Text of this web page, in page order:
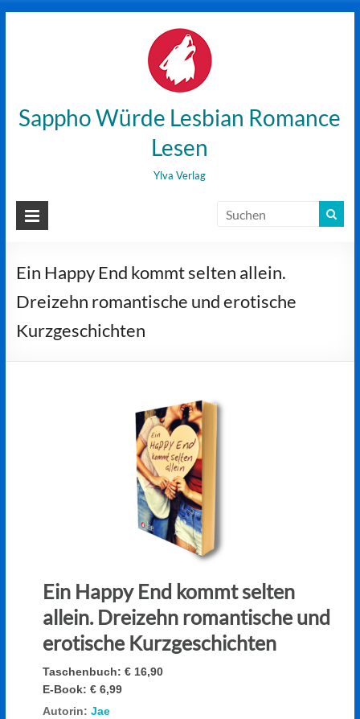
Sappho Würde Lesbian Romance
Lesen
Ylva Verlag
Ein Happy End kommt selten allein.
Dreizehn romantische und erotische
Kurzgeschichten
Ein Happy End kommt selten
allein. Dreizehn romantische und
erotische Kurzgeschichten
Taschenbuch: € 16,90
E-Book: € 6,99
Autorin: Jae